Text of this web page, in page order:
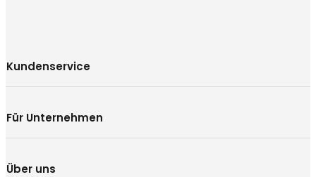
Kundenservice
Für Unternehmen
Über uns